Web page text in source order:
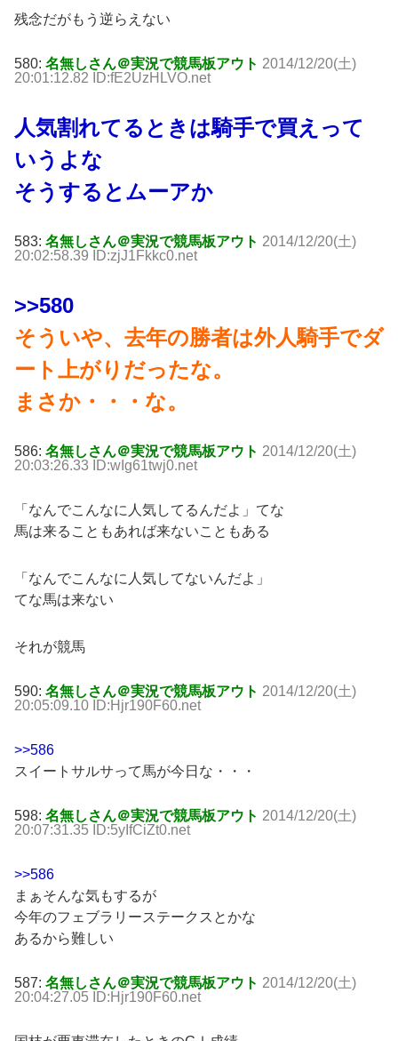
残念だがもう逆らえない
580: 名無しさん＠実況で競馬板アウト 2014/12/20(土)
20:01:12.82 ID:fE2UzHLVO.net
人気割れてるときは騎手で買えって
いうよな
そうするとムーアか
583: 名無しさん＠実況で競馬板アウト 2014/12/20(土)
20:02:58.39 ID:zjJ1Fkkc0.net
>>580
そういや、去年の勝者は外人騎手でダ
ート上がりだったな。
まさか・・・な。
586: 名無しさん＠実況で競馬板アウト 2014/12/20(土)
20:03:26.33 ID:wIg61twj0.net
「なんでこんなに人気してるんだよ」てな
馬は来ることもあれば来ないこともある
「なんでこんなに人気してないんだよ」
てな馬は来ない
それが競馬
590: 名無しさん＠実況で競馬板アウト 2014/12/20(土)
20:05:09.10 ID:Hjr190F60.net
>>586
スイートサルサって馬が今日な・・・
598: 名無しさん＠実況で競馬板アウト 2014/12/20(土)
20:07:31.35 ID:5yIfCiZt0.net
>>586
まぁそんな気もするが
今年のフェブラリーステークスとかな
あるから難しい
587: 名無しさん＠実況で競馬板アウト 2014/12/20(土)
20:04:27.05 ID:Hjr190F60.net